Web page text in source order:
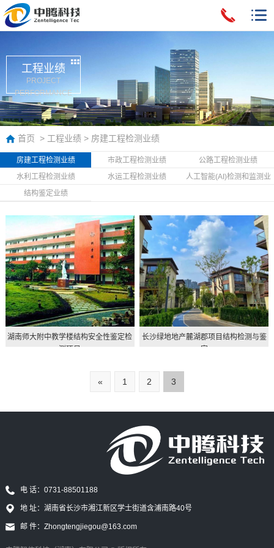
工程业绩
PROJECT
PERFORMANCE
首页 > 工程业绩> 房建工程检测业绩
房建工程检测业绩 市政工程检测业绩
公路工程检测业绩
水利工程检测业绩
水运工程检测业绩
人工智能(AI)检测和监测业
结构鉴定业绩
湖南师大附中教学楼结构安全性鉴定检
测项目
长沙绿地地产麓湖郡项目结构检测与鉴
定
« 1 2 3
电 话：0731-88501188
地 址：湖南省长沙市湘江新区学士街道含浦南路40号
邮 件：Zhongtengjiegou@163.com